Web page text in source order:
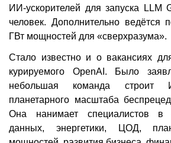
ИИ-ускорителей для запуска LLM
человек. Дополнительно ведётся
ГВт мощностей для «сверхразума».
Стало известно и о вакансиях
курируемого OpenAI. Было
небольшая команда строит
планетарного масштаба
Она нанимает специалистов в
данных, энергетики, ЦОД,